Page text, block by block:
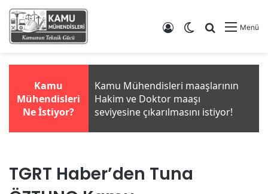
Menü
Arama yap
Dış görünümü
Giriş Yap
TGRT Haber’den Tuna